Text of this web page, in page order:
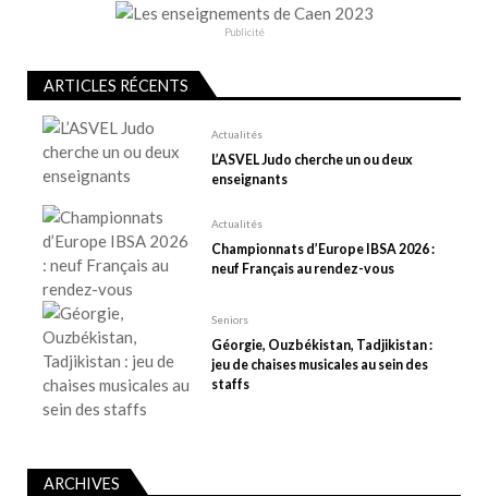
l
’
Publicité
ARTICLES RÉCENTS
Actualités
L’ASVEL Judo cherche un ou deux
enseignants
Actualités
Championnats d’Europe IBSA 2026 :
neuf Français au rendez-vous
Seniors
Géorgie, Ouzbékistan, Tadjikistan :
jeu de chaises musicales au sein des
staffs
ARCHIVES